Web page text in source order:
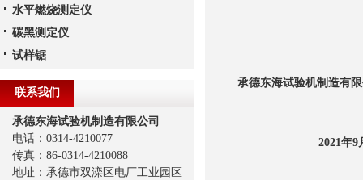
承德东海试验机制造有
2021年9
水平燃烧测定仪
碳黑测定仪
试样锯
联系我们
承德东海试验机制造有限公司
电话：0314-4210077
传真：86-0314-4210088
地址：承德市双滦区电厂工业园区